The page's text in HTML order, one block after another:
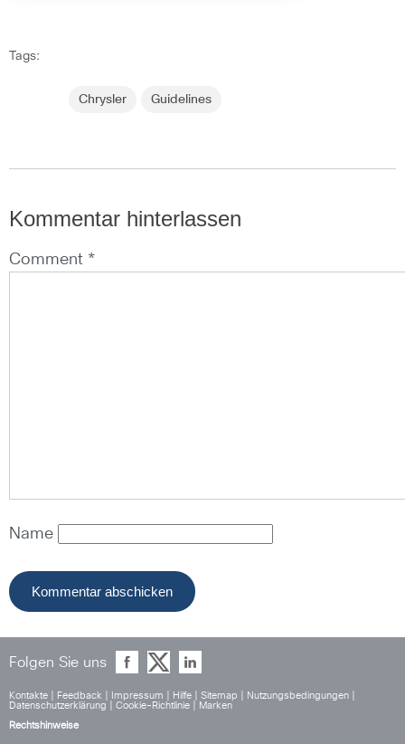
Tags:
Chrysler Guidelines
Kommentar hinterlassen
Comment *
Name
Folgen Sie uns
Kontakte Feedback Impressum Hilfe Sitemap Nutzungsbedingungen
Datenschutzerklärung
Cookie-Richtlinie
Marken
Rechtshinweise